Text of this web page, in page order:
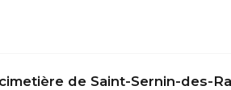
cimetière de Saint-Sernin-des-